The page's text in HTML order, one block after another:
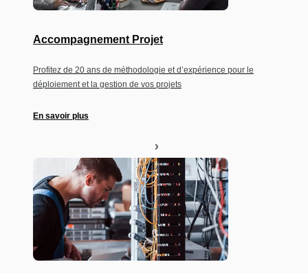
Accompagnement Projet
Profitez de 20 ans de méthodologie et d’expérience pour le
déploiement et la gestion de vos projets
En savoir plus